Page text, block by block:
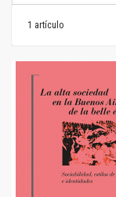
1 artículo